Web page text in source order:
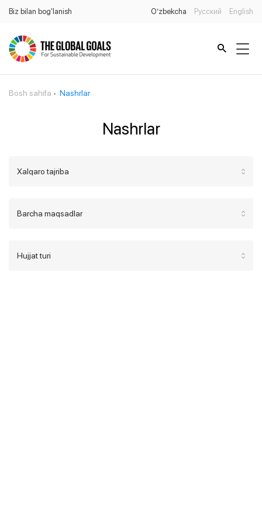
Biz bilan bog'lanish O’zbekcha Русский English
Bosh sahifa Nashrlar
Nashrlar
Xalqaro tajriba
Barcha maqsadlar
Hujjat turi